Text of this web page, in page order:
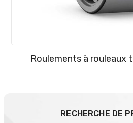
Roulements à rouleaux
RECHERCHE DE